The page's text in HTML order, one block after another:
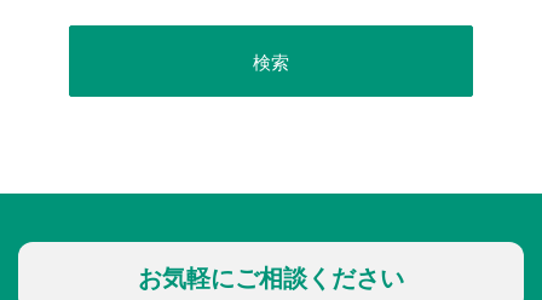
お気軽にご相談ください